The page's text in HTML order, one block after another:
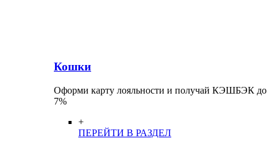
Кошки
Оформи карту лояльности и получай КЭШБЭК до
7%
+
ПЕРЕЙТИ В РАЗДЕЛ